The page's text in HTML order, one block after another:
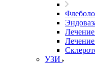
Лечение
Лечение
УЗИ